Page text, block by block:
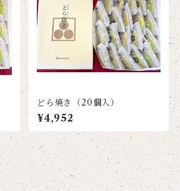
どら焼き（20個入）
¥4,952